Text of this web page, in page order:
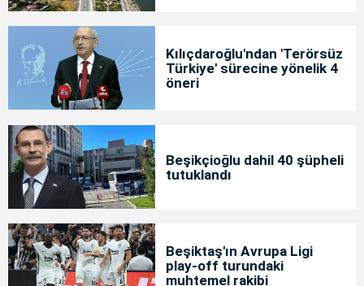
Kılıçdaroğlu'ndan 'Terörsüz
Türkiye' sürecine yönelik 4
öneri
Beşikçioğlu dahil 40 şüpheli
tutuklandı
Beşiktaş'ın Avrupa Ligi
play-off turundaki
muhtemel rakibi